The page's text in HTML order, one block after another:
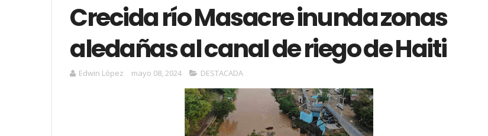
Crecida río Masacre inunda zonas
aledañas al canal de riego de Haiti
Edwin López mayo 08, 2024 DESTACADA